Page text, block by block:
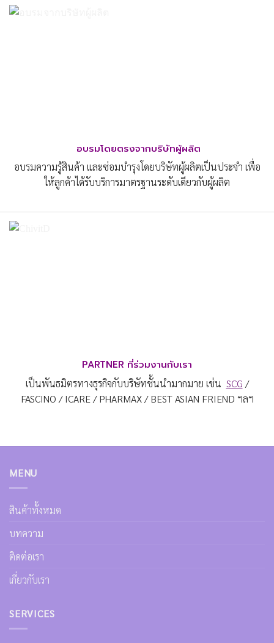
อบรมโดยตรงจากบริษัทผู้ผลิต
อบรมความรู้สินค้า และซ่อมบำรุงโดยบริษัทผู้ผลิตเป็นประจำ เพื่อ
ให้ลูกค้าได้รับบริการมาตรฐานระดับเดียวกับผู้ผลิต
PARTNER ที่ร่วมงานกับเรา
เป็นพันธมิตรทางธุรกิจกับบริษัทชั้นนำมากมาย เช่น SCG /
FASCINO / ICARE / PHARMAX / BEST ASIAN FRIEND ฯลฯ
MENU
สินค้าทั้งหมด
บทความ
ติดต่อเรา
เกี่ยวกับเรา
SERVICES